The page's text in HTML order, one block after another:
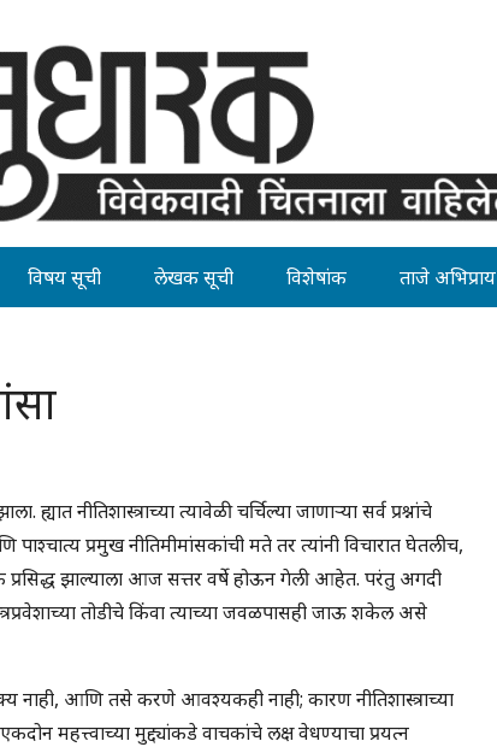
विषय सूची लेखक सूची विशेषांक ताजे अभिप्राय
ह्यात नीतिशास्त्राच्या त्यावेळी चर्चिल्या जाणार्‍या सर्व प्रश्नांचे
प्रमुख नीतिमीमांसकांची मते तर त्यांनी विचारात घेतलीच,
प्रसिद्ध झाल्याला आज सत्तर वर्षे होऊन गेली आहेत. परंतु अगदी
तोडीचे किंवा त्याच्या जवळपासही जाऊ शकेल असे
नाही, आणि तसे करणे आवश्यकही नाही; कारण नीतिशास्त्राच्या
महत्त्वाच्या मुद्द्यांकडे वाचकांचे लक्ष वेधण्याचा प्रयत्न